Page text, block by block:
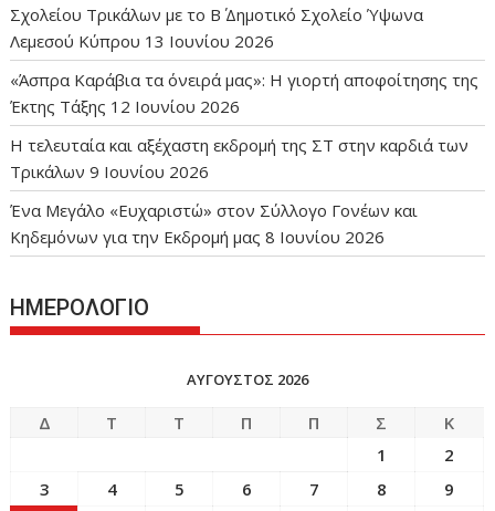
Σχολείου Τρικάλων με το Β΄ Δημοτικό Σχολείο Ύψωνα
Λεμεσού Κύπρου 13 Ιουνίου 2026
«Άσπρα Καράβια τα όνειρά μας»: Η γιορτή αποφοίτησης της
Έκτης Τάξης 12 Ιουνίου 2026
Η τελευταία και αξέχαστη εκδρομή της ΣΤ στην καρδιά των
Τρικάλων 9 Ιουνίου 2026
Ένα Μεγάλο «Ευχαριστώ» στον Σύλλογο Γονέων και
Κηδεμόνων για την Εκδρομή μας 8 Ιουνίου 2026
ΗΜΕΡΟΛΟΓΙΟ
ΑΎΓΟΥΣΤΟΣ 2026
Δ Τ Τ Π Π Σ
Κ
1
2
3
4 5 6 7 8
9